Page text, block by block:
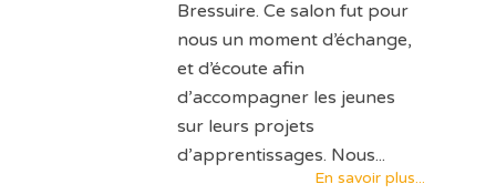
Bressuire. Ce salon fut pour
nous un moment d’échange,
et d’écoute afin
d’accompagner les jeunes
sur leurs projets
d’apprentissages. Nous...
En savoir plus...